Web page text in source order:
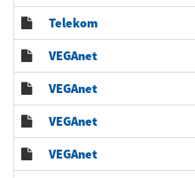
Telekom
VEGAnet
VEGAnet
VEGAnet
VEGAnet